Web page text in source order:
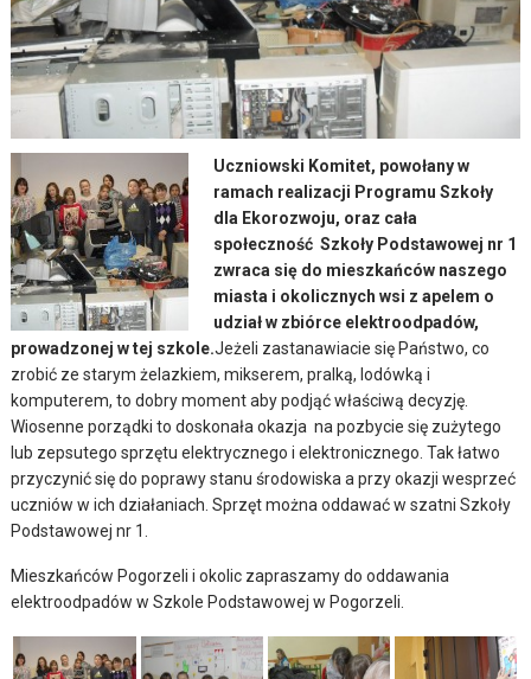
Uczniowski Komitet, powołany w
ramach realizacji Programu Szkoły
dla Ekorozwoju, oraz cała
społeczność Szkoły Podstawowej nr 1
zwraca się do mieszkańców naszego
miasta i okolicznych wsi z apelem o
udział w zbiórce elektroodpadów,
prowadzonej w tej szkole.Jeżeli zastanawiacie się Państwo, co
zrobić ze starym żelazkiem, mikserem, pralką, lodówką i
komputerem, to dobry moment aby podjąć właściwą decyzję.
Wiosenne porządki to doskonała okazja na pozbycie się zużytego
lub zepsutego sprzętu elektrycznego i elektronicznego. Tak łatwo
przyczynić się do poprawy stanu środowiska a przy okazji wesprzeć
uczniów w ich działaniach. Sprzęt można oddawać w szatni Szkoły
Podstawowej nr 1.
Mieszkańców Pogorzeli i okolic zapraszamy do oddawania
elektroodpadów w Szkole Podstawowej w Pogorzeli.